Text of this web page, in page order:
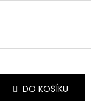
DO KOŠÍKU